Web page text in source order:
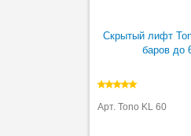
Скрытый лифт
баров до
Арт. Tono KL 60